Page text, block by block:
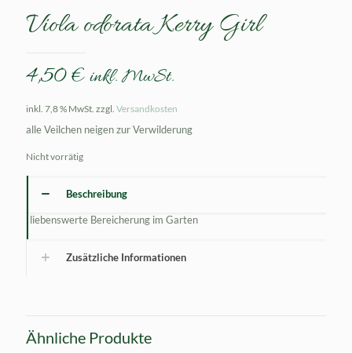
Viola odorata Kerry Girl
4,50€ inkl. MwSt.
inkl. 7,8 % MwSt. zzgl. Versandkosten
alle Veilchen neigen zur Verwilderung
Nicht vorrätig
Beschreibung
liebenswerte Bereicherung im Garten
Zusätzliche Informationen
Ähnliche Produkte